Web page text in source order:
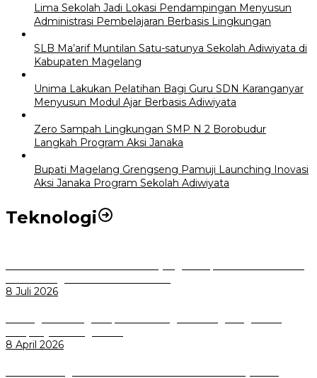
Lima Sekolah Jadi Lokasi Pendampingan Menyusun
Administrasi Pembelajaran Berbasis Lingkungan
SLB Ma’arif Muntilan Satu-satunya Sekolah Adiwiyata di
Kabupaten Magelang
Unima Lakukan Pelatihan Bagi Guru SDN Karanganyar
Menyusun Modul Ajar Berbasis Adiwiyata
Zero Sampah Lingkungan SMP N 2 Borobudur
Langkah Program Aksi Janaka
Bupati Magelang Grengseng Pamuji Launching Inovasi
Aksi Janaka Program Sekolah Adiwiyata
Teknologi
8 Juli 2026
8 April 2026